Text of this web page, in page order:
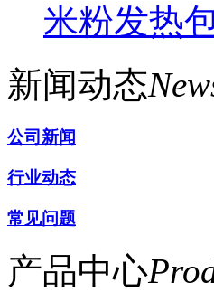
米粉发热
新闻动态
公司新闻
行业动态
常见问题
产品中心